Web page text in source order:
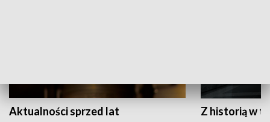
Aktualności sprzed lat Z historią w